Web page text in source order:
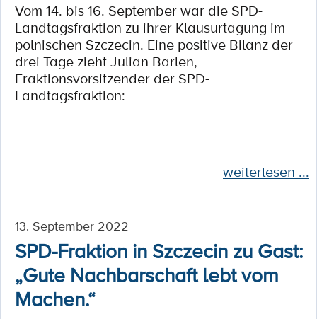
Vom 14. bis 16. September war die SPD-
Landtagsfraktion zu ihrer Klausurtagung im
polnischen Szczecin. Eine positive Bilanz der
drei Tage zieht Julian Barlen,
Fraktionsvorsitzender der SPD-
Landtagsfraktion:
weiterlesen ...
13. September 2022
SPD-Fraktion in Szczecin zu Gast:
„Gute Nachbarschaft lebt vom
Machen.“